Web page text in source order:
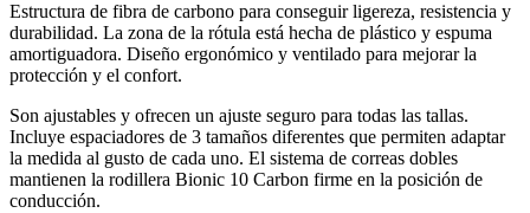
Estructura de fibra de carbono para conseguir ligereza, resistencia y
durabilidad. La zona de la rótula está hecha de plástico y espuma
amortiguadora. Diseño ergonómico y ventilado para mejorar la
protección y el confort.
Son ajustables y ofrecen un ajuste seguro para todas las tallas.
Incluye espaciadores de 3 tamaños diferentes que permiten adaptar
la medida al gusto de cada uno. El sistema de correas dobles
mantienen la rodillera Bionic 10 Carbon firme en la posición de
conducción.